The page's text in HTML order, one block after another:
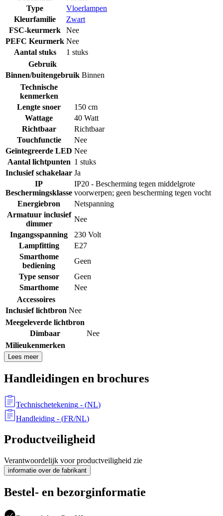
Type
Vloerlampen
Kleurfamilie
Zwart
FSC-keurmerk
Nee
PEFC Keurmerk Nee
Aantal stuks
1 stuks
Gebruik
Binnen/buitengebruik Binnen
Technische
kenmerken
Lengte snoer
150 cm
Wattage
40 Watt
Richtbaar
Richtbaar
Touchfunctie
Nee
Geïntegreerde LED Nee
Aantal lichtpunten 1 stuks
Inclusief schakelaar Ja
IP
Beschermingsklasse
IP20 - Bescherming tegen middelgrote
voorwerpen; geen bescherming tegen vocht
Energiebron
Netspanning
Armatuur inclusief
dimmer
Nee
Ingangsspanning
230 Volt
Lampfitting
E27
Smarthome
bediening
Geen
Type sensor
Geen
Smarthome
Nee
Accessoires
Inclusief lichtbron Nee
Meegeleverde lichtbron
Dimbaar
Nee
Milieukenmerken
Lees meer
Handleidingen en brochures
Technischetekening - (NL)
Handleiding - (FR/NL)
Productveiligheid
Verantwoordelijk voor productveiligheid zie
informatie over de fabrikant
Bestel- en bezorginformatie